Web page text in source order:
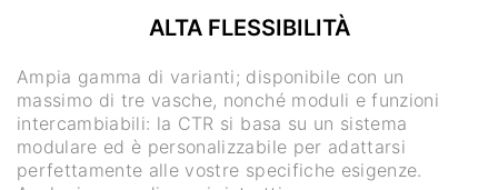
ALTA FLESSIBILITÀ
Ampia gamma di varianti; disponibile con un
massimo di tre vasche, nonché moduli e funzioni
intercambiabili: la CTR si basa su un sistema
modulare ed è personalizzabile per adattarsi
perfettamente alle vostre specifiche esigenze.